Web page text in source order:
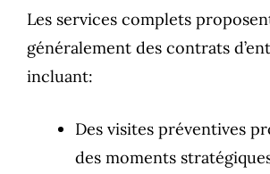
Les services complets
généralement des contrats
incluant:
Des visites préventives
des moments